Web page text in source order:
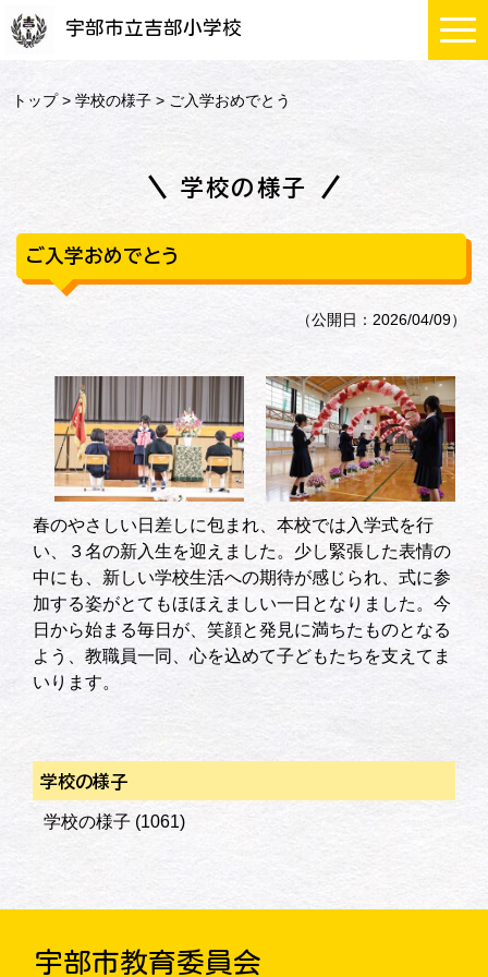
宇部市立吉部小学校
トップ>学校の様子 > ご入学おめでとう
学校の様子
ご入学おめでとう
（公開日：2026/04/09）
春のやさしい日差しに包まれ、本校では入学式を行
い、３名の新入生を迎えました。少し緊張した表情の
中にも、新しい学校生活への期待が感じられ、式に参
加する姿がとてもほほえましい一日となりました。今
日から始まる毎日が、笑顔と発見に満ちたものとなる
よう、教職員一同、心を込めて子どもたちを支えてま
いります。
学校の様子
学校の様子 (1061)
宇部市教育委員会